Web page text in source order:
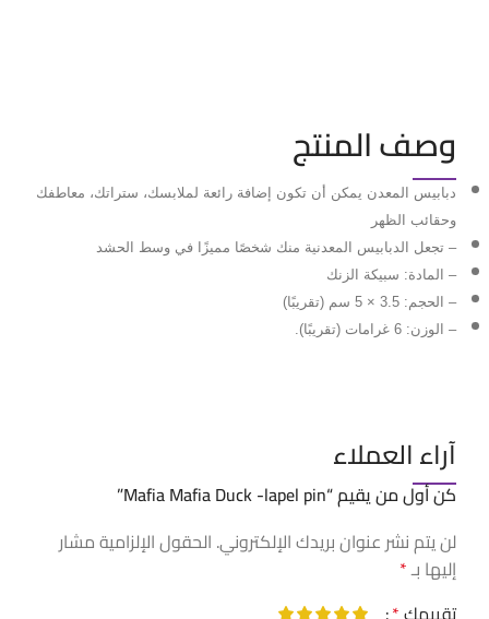
وصف المنتج
دبابيس المعدن يمكن أن تكون إضافة رائعة لملابسك، ستراتك، معاطفك
وحقائب الظهر
– تجعل الدبابيس المعدنية منك شخصًا مميزًا في وسط الحشد
– المادة: سبيكة الزنك
– الحجم: 3.5 × 5 سم (تقريبًا)
– الوزن: 6 غرامات (تقريبًا).
آراء العملاء
كن أول من يقيم “Mafia Mafia Duck -lapel pin”
لن يتم نشر عنوان بريدك الإلكتروني. الحقول الإلزامية مشار
إليها بـ*